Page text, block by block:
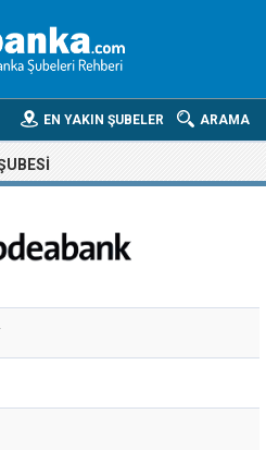
ARAMA
EN YAKIN ŞUBELER